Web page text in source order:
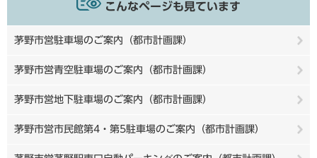
こんなページも見ています
茅野市営駐車場のご案内（都市計画課）
茅野市営青空駐車場のご案内（都市計画課）
茅野市営地下駐車場のご案内（都市計画課）
茅野市営市民館第4・第5駐車場のご案内（都市計画課）